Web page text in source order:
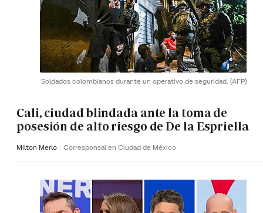
Soldados colombianos durante un operativo de seguridad. (AFP)
Cali, ciudad blindada ante la toma de
posesión de alto riesgo de De la Espriella
Milton Merlo Corresponsal en Ciudad de México